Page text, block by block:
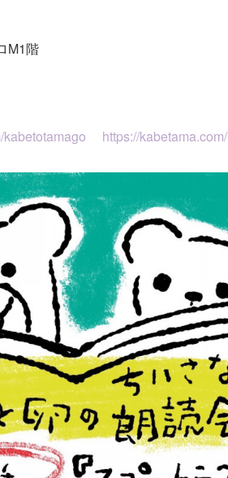
M1階
https://kabetama.com/